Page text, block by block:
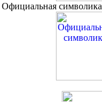
Официальная символика